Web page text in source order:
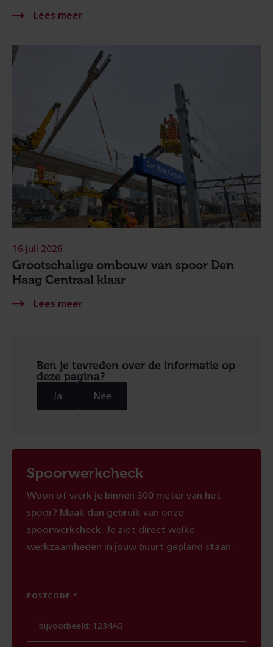
Grootschalige ombouw van spoor Den
Haag Centraal klaar
16 juli 2026
Ben je tevreden over de informatie op
deze pagina?
Ja Nee
Spoorwerkcheck
Woon of werk je binnen 300 meter van het
spoor? Maak dan gebruik van onze
spoorwerkcheck. Je ziet direct welke
werkzaamheden in jouw buurt gepland staan.
POSTCODE